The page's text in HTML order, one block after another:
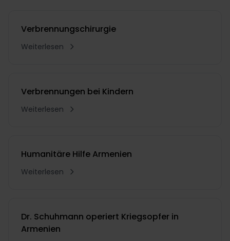
Verbrennungschirurgie
Weiterlesen
Verbrennungen bei Kindern
Weiterlesen
Humanitäre Hilfe Armenien
Weiterlesen
Dr. Schuhmann operiert Kriegsopfer in
Armenien